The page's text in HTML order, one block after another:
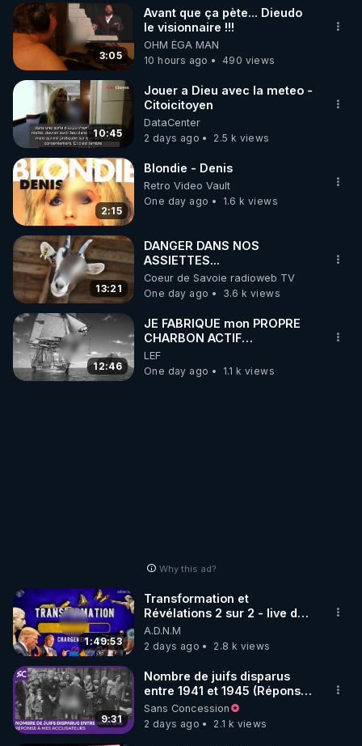
▶ 30 jours gratuit sur l’application de méditation et
de bien-être ENVOL :
Rendez-vous sur https://www.envol.app/code
le code : REGENERE
3:05
Avant que ça pète... Dieudo
le visionnaire !!!
OHM ÉGA MAN
10 hours ago
490 views
10:45
Jouer a Dieu avec la meteo -
Citoicitoyen
DataCenter
2 days ago
2.5 k views
2:15
Blondie - Denis
Retro Video Vault
One day ago
1.6 k views
13:21
DANGER DANS NOS
ASSIETTES...
Coeur de Savoie radioweb TV
One day ago
3.6 k views
12:46
JE FABRIQUE mon PROPRE
CHARBON ACTIF
GRATUITEMENT pour
Purifier mon EAU
LEF
One day ago
1.1 k views
Why this ad?
1:49:53
Transformation et
Révélations 2 sur 2 - live du
07/08/26
A.D.N.M
2 days ago
2.8 k views
9:31
Nombre de juifs disparus
entre 1941 et 1945 (Réponse
à mes accusateurs)
Sans Concession
2 days ago
2.1 k views